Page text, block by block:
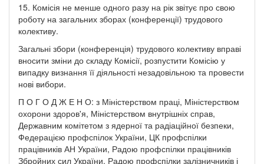
15. Комісія не менше одного разу на рік звітує про свою
роботу на загальних зборах (конференції) трудового
колективу.
Загальні збори (конференція) трудового колективу вправі
вносити зміни до складу Комісії, розпустити Комісію у
випадку визнання її діяльності незадовільною та провести
нові вибори.
П О Г О Д Ж Е Н О: з Міністерством праці, Міністерством
охорони здоров'я, Міністерством внутрішніх справ,
Державним комітетом з ядерної та радіаційної безпеки,
Федерацією профспілок України, ЦК профспілки
працівників АН України, Радою профспілки працівників
Збройних сил України, Радою профспілки залізничників і